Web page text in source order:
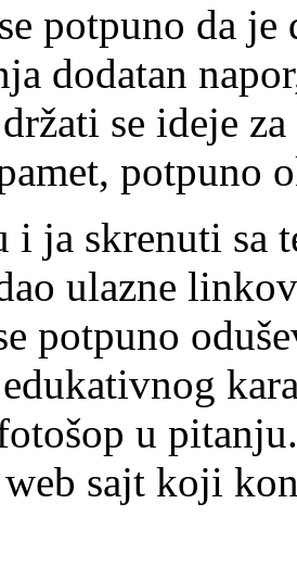
potpuno da
dodatan
se ideje
potpuno
i ja skrenuti sa
ulazne
potpuno
u
sajt koji